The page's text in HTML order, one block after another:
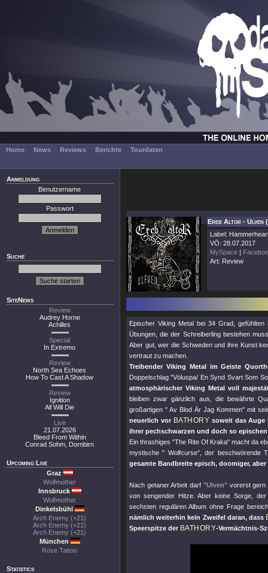
Home News Reviews Berichte Tourdaten
Anmeldung
Benutzername
Passwort
Suche
SiteNews
Review
Audrey Horne
Achilles
Special
In Extremo
Review
North Sea Echoes
How To Cast A Shadow
Review
Ignition
All Will Die
Live
21.07.2026
Bleed From Within
Conrad Sohm, Dornbirn
Upcoming Live
Graz
Wolfmother
Innsbruck
Wolfmother
Dinkelsbühl
Arch Enemy (+21)
Arch Enemy (+21)
Arch Enemy (+21)
München
Rose Tattoo
Statistics
Ereb Altor - Ulven
Label:
VÖ: 28.07.2017
MySpace |
Art: Review
Epischer Viking Metal bei 34 Grad,
Übungen, die der Schreiberling bestehen
Aber gut, wer die Schweden und ihre Kunst
vertraut zu machen.
Treibender Viking Metal im Geiste
Doppelschlag"Völuspa/ En Synd Svart Som
atmosphärischer Viking Metal voll
bleiben zwar gänzlich aus, die bewährte
großartigen" Av Blod Är Jag Kommen" mit
neuerlich vor BATHORY soweit das Auge
ihrer pechschwarzen und doch so
Ein thrashiges"The Rite Of Kraka" macht da
mystische" Wolfcurse", der beschwörende
gesamte Bandbreite episch, doomiger,
Nach getaner Arbeit darf "Ulven" vorerst gern
von sengender Hitze. Aber keine Sorge,
sechsten regulären Album ohne Frage
nämlich weiterhin kein Zweifel daran, dass
Speerspitze der BATHORY-Vermächtnis-